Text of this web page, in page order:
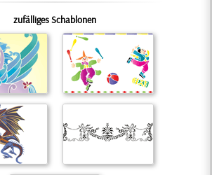
zufälliges Schablonen